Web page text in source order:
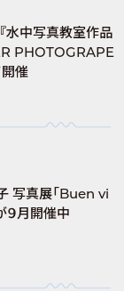
水中写真教室作品
PHOTOGRAPE
開催
写真展「Buen vi
９月開催中